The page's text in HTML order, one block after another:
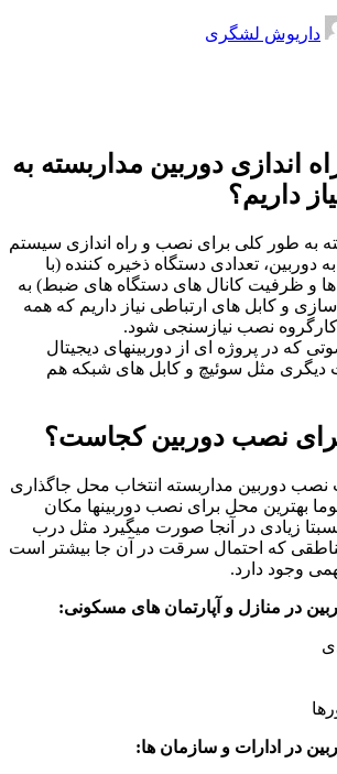
داریوش لشگری
اندازی دوربین مداربسته به
داریم؟
به طور کلی برای نصب و راه اندازی سیستم
تعدادی دستگاه ذخیره کننده (با
ها و ظرفیت کانال های دستگاه های ضبط) به
و کابل های ارتباطی نیاز داریم که همه
کارگروه نصب نیازسنجی شود.
که در پروژه ای از دوربینهای دیجیتال
دیگری مثل سوئیچ و کابل های شبکه هم
نصب دوربین کجاست؟
نصب دوربین مداربسته انتخاب محل جاگذاری
بهترین محل برای نصب دوربینها مکان
زیادی در آنجا صورت میگیرد مثل درب
که احتمال سرقت در آن جا بیشتر است
وجود دارد.
در منازل و آپارتمان های مسکونی:
در ادارات و سازمان ها: